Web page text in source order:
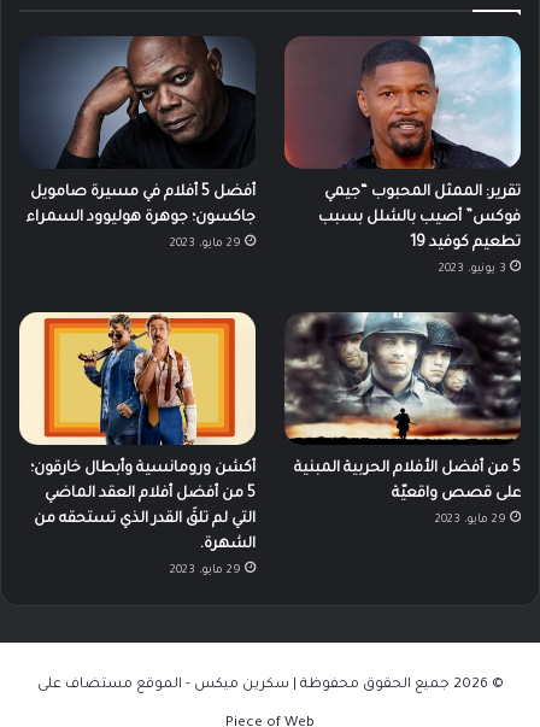
تقرير: الممثل المحبوب “جيمي
فوكس” أصيب بالشلل بسبب
تطعيم كوفيد 19
3 يونيو، 2023
أفضل 5 أفلام في مسيرة صامويل
جاكسون؛ جوهرة هوليوود السمراء
29 مايو، 2023
5 من أفضل الأفلام الحربية المبنية
على قصص واقعيّة
29 مايو، 2023
أكشن ورومانسية وأبطال خارقون؛
5 من أفضل أفلام العقد الماضي
التي لم تلقَ القدر الذي تستحقه من
الشهرة.
29 مايو، 2023
© 2026 جميع الحقوق محفوظة | سكرين ميكس - الموقع مستضاف على